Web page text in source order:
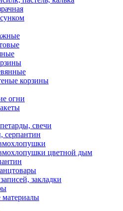
корзины
огни
свечи
серпантин
цветной дым
закладки
материалы